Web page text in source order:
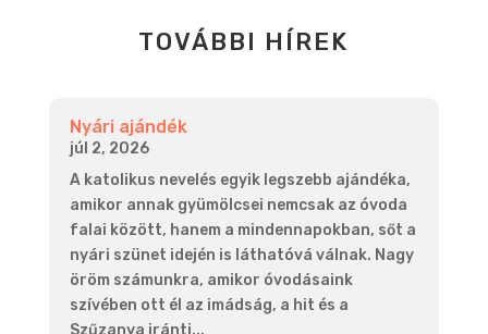
TOVÁBBI HÍREK
Nyári ajándék
júl 2, 2026
A katolikus nevelés egyik legszebb ajándéka,
amikor annak gyümölcsei nemcsak az óvoda
falai között, hanem a mindennapokban, sőt a
nyári szünet idején is láthatóvá válnak. Nagy
öröm számunkra, amikor óvodásaink
szívében ott él az imádság, a hit és a
Szűzanya iránti...